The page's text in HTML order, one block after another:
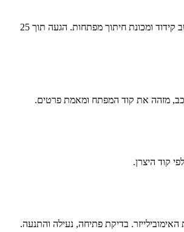
אני מגיע אליך עם מחשב קידוד ומכונת חיתוך מפתחות. הגעה תוך 25
מזהה את קוד המפתח ומאמת פרטים.
קוד היצרן.
בדיקת פתיחה, נעילה והתנעה.